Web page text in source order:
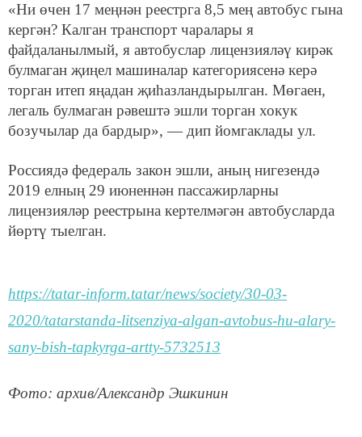
«Ни өчен 17 меңнән реестрга 8,5 мең автобус гына
кергән? Калган транспорт чаралары я
файдаланылмый, я автобуслар лицензияләү кирәк
булмаган җиңел машиналар категориясенә керә
торган итеп яңадан җиһазландырылган. Мөгаен,
легаль булмаган рәвештә эшли торган хокук
бозучылар да бардыр», — дип йомгаклады ул.
Россиядә федераль закон эшли, аның нигезендә
2019 елның 29 июненнән пассажирларны
лицензияләр реестрына кертелмәгән автобусларда
йөртү тыелган.
https://tatar-inform.tatar/news/society/30-03-
2020/tatarstanda-litsenziya-algan-avtobus-hu-alary-
sany-bish-tapkyrga-artty-5732513
Фото: архив/Александр Эшкинин